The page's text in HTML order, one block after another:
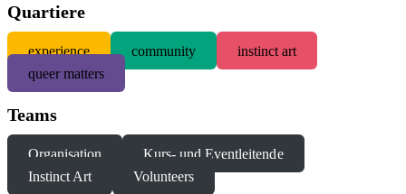
Quartiere
experience community
instinct art
queer matters
Teams
Organisation
Kurs- und Eventleitende
Instinct Art
Volunteers